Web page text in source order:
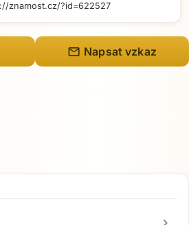
znamost.cz/?id=622527
mail Napsat vzkaz